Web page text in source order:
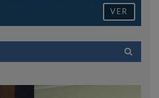
VER